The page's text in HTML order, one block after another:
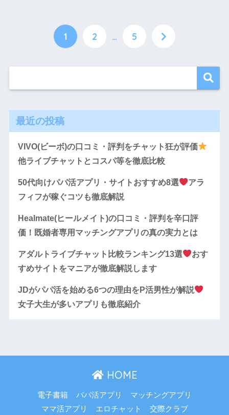
1 2 … 5
最近の投稿
VIVO(ビーボ)の口コミ・評判をチャット狂が評価
他ライブチャットとコスパ等を徹底比較
50代向けパパ活アプリ・サイトおすすめ8選
アラ
フィフが稼ぐコツも徹底解説
Healmate(ヒールメイト)の口コミ・評判を辛口評
価！既婚者専用マッチングアプリの真の実力とは
アダルトライブチャット比較ランキング13選
おす
すめサイトをマニアが徹底解説します
​​JDがパパ活を始める6つの理由をP活男性が解説
女子大生が多いアプリも徹底紹介
HOME
電子書籍 パパ活アプリ
マッチングアプリ
ママ活アプリ
エロチャット 交際クラブ